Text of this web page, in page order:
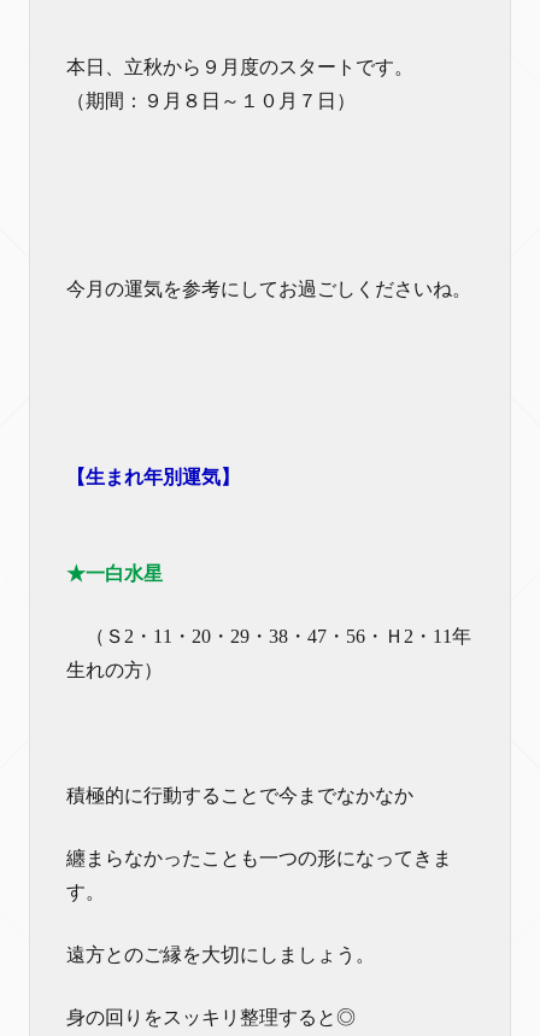
本日、立秋から９月度のスタートです。
（期間：９月８日～１０月７日）
今月の運気を参考にしてお過ごしくださいね。
【生まれ年別運気】
★一白水星
（Ｓ2・11・20・29・38・47・56・Ｈ2・11年
生れの方）
積極的に行動することで今までなかなか
纏まらなかったことも一つの形になってきま
す。
遠方とのご縁を大切にしましょう。
身の回りをスッキリ整理すると◎